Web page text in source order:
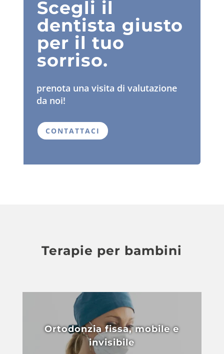
Scegli il
dentista giusto
per il tuo
sorriso.
prenota una visita di valutazione
da noi!
CONTATTACI
Terapie per bambini
Ortodonzia fissa, mobile e
invisibile